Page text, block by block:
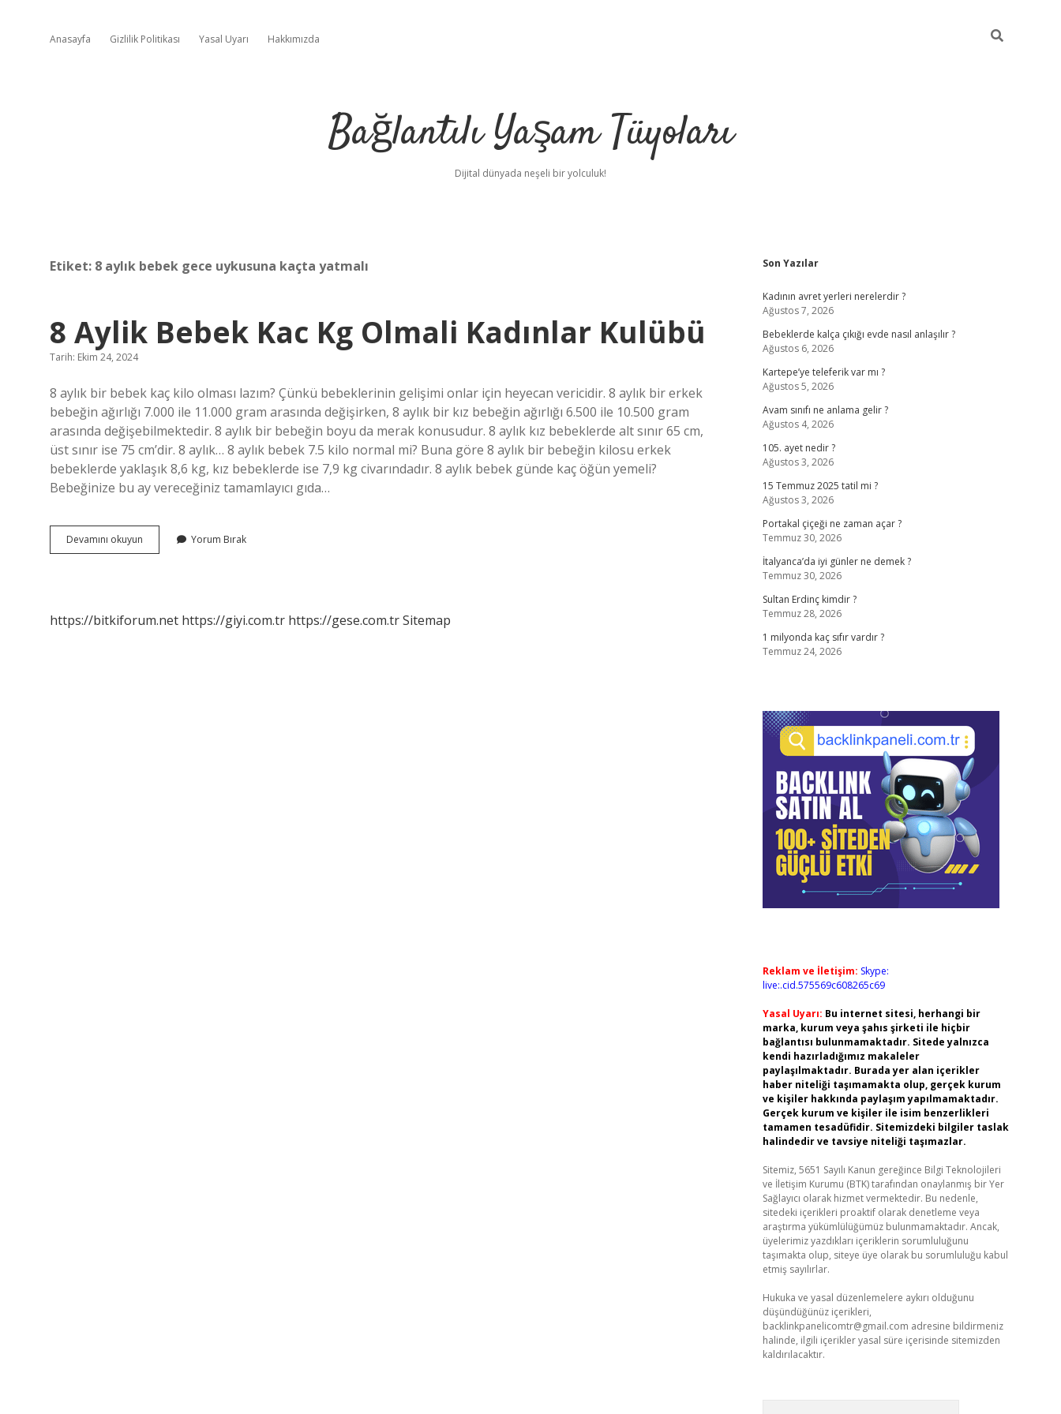
Anasayfa Gizlilik Politikası Yasal Uyarı Hakkımızda
Bağlantılı Yaşam Tüyoları
Dijital dünyada neşeli bir yolculuk!
Etiket: 8 aylık bebek gece uykusuna kaçta yatmalı
8 Aylik Bebek Kac Kg Olmali Kadınlar Kulübü
Tarih: Ekim 24, 2024
8 aylık bir bebek kaç kilo olması lazım? Çünkü bebeklerinin gelişimi onlar için heyecan vericidir. 8 aylık bir erkek
bebeğin ağırlığı 7.000 ile 11.000 gram arasında değişirken, 8 aylık bir kız bebeğin ağırlığı 6.500 ile 10.500 gram
arasında değişebilmektedir. 8 aylık bir bebeğin boyu da merak konusudur. 8 aylık kız bebeklerde alt sınır 65 cm,
üst sınır ise 75 cm’dir. 8 aylık… 8 aylık bebek 7.5 kilo normal mi? Buna göre 8 aylık bir bebeğin kilosu erkek
bebeklerde yaklaşık 8,6 kg, kız bebeklerde ise 7,9 kg civarındadır. 8 aylık bebek günde kaç öğün yemeli?
Bebeğinize bu ay vereceğiniz tamamlayıcı gıda…
Devamını okuyun
Aylik
Kadınlar
Yorum Bırak
https://bitkiforum.net https://giyi.com.tr https://gese.com.trSitemap
Sidebar
Son Yazılar
Kadının avret yerleri nerelerdir ?
Ağustos 7, 2026
Bebeklerde kalça çıkığı evde nasıl anlaşılır ?
Ağustos 6, 2026
Kartepe’ye teleferik var mı ?
Ağustos 5, 2026
Avam sınıfı ne anlama gelir ?
Ağustos 4, 2026
105. ayet nedir ?
Ağustos 3, 2026
15 Temmuz 2025 tatil mi ?
Ağustos 3, 2026
Portakal çiçeği ne zaman açar ?
Temmuz 30, 2026
İtalyanca’da iyi günler ne demek ?
Temmuz 30, 2026
Sultan Erdinç kimdir ?
Temmuz 28, 2026
1 milyonda kaç sıfır vardır ?
Temmuz 24, 2026
Reklam ve İletişim: Skype:
live:.cid.575569c608265c69
Yasal Uyarı: Bu internet sitesi, herhangi bir
marka, kurum veya şahıs şirketi ile hiçbir
bağlantısı bulunmamaktadır. Sitede yalnızca
kendi hazırladığımız makaleler
paylaşılmaktadır. Burada yer alan içerikler
haber niteliği taşımamakta olup, gerçek kurum
ve kişiler hakkında paylaşım yapılmamaktadır.
Gerçek kurum ve kişiler ile isim benzerlikleri
tamamen tesadüfidir. Sitemizdeki bilgiler taslak
halindedir ve tavsiye niteliği taşımazlar.
Sitemiz, 5651 Sayılı Kanun gereğince Bilgi Teknolojileri
ve İletişim Kurumu (BTK) tarafından onaylanmış bir Yer
Sağlayıcı olarak hizmet vermektedir. Bu nedenle,
sitedeki içerikleri proaktif olarak denetleme veya
araştırma yükümlülüğümüz bulunmamaktadır. Ancak,
üyelerimiz yazdıkları içeriklerin sorumluluğunu
taşımakta olup, siteye üye olarak bu sorumluluğu kabul
etmiş sayılırlar.
Hukuka ve yasal düzenlemelere aykırı olduğunu
düşündüğünüz içerikleri,
backlinkpanelicomtr@gmail.com adresine bildirmeniz
halinde, ilgili içerikler yasal süre içerisinde sitemizden
kaldırılacaktır.